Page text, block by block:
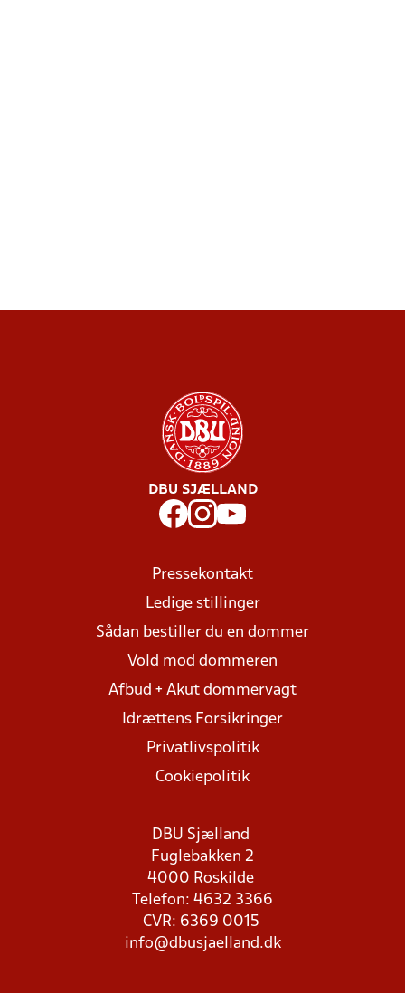
DBU SJÆLLAND
Pressekontakt
Ledige stillinger
Sådan bestiller du en dommer
Vold mod dommeren
Afbud + Akut dommervagt
Idrættens Forsikringer
Privatlivspolitik
Cookiepolitik
DBU Sjælland
Fuglebakken 2
4000 Roskilde
Telefon: 4632 3366
CVR: 6369 0015
info@dbusjaelland.dk